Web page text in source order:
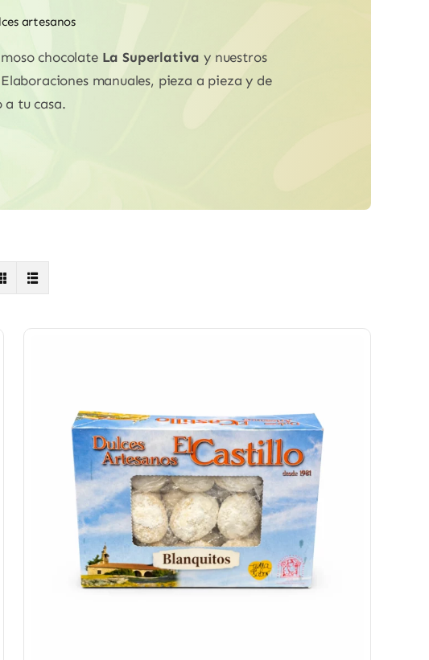
artesanos
chocolate La Superlativa y nuestros
manuales, pieza a pieza y de
tu casa.